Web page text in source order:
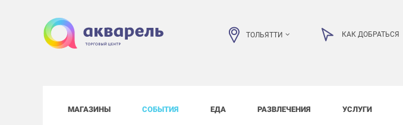
ТОЛЬЯТТИ КАК ДОБРАТЬСЯ
МАГАЗИНЫ СОБЫТИЯ ЕДА РАЗВЛЕЧЕНИЯ УСЛУГИ